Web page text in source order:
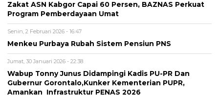
Zakat ASN Kabgor Capai 60 Persen, BAZNAS Perkuat
Program Pemberdayaan Umat
Senin, 2 Februari 2026 - 16:47
Menkeu Purbaya Rubah Sistem Pensiun PNS
Jumat, 30 Januari 2026 - 22:38
Wabup Tonny Junus Didampingi Kadis PU-PR Dan
Gubernur Gorontalo,Kunker Kementerian PUPR,
Amankan Infrastruktur PENAS 2026